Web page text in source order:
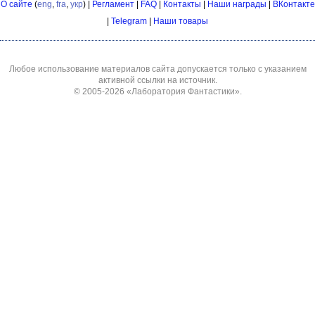
О сайте (eng, fra, укр) | Регламент| FAQ| Контакты Наши награды
ВКонтакте
Telegram Наши товары
Любое использование материалов сайта допускается только с указанием
активной ссылки на источник.
© 2005-2026 «Лаборатория Фантастики».